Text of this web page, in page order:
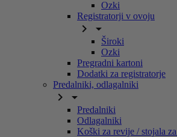
Ozki
Registratorji v ovoju
 
Široki
Ozki
Pregradni kartoni
Dodatki za registratorje
Predalniki, odlagalniki
 
Predalniki
Odlagalniki
Koški za revije / stojala